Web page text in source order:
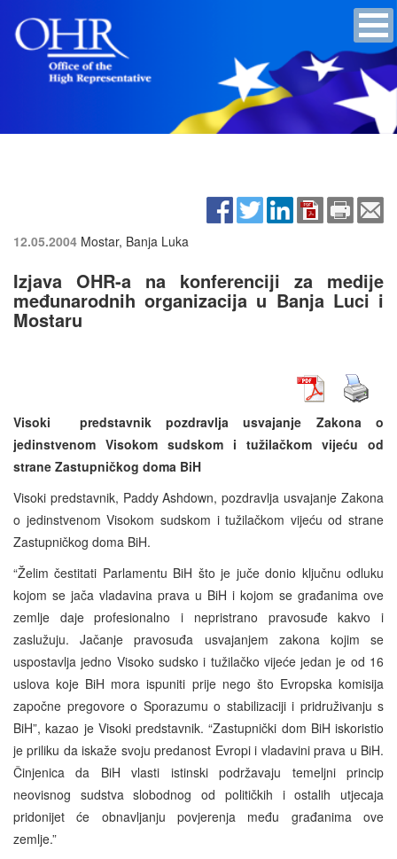
12.05.2004 Mostar, Banja Luka
Izjava OHR-a na konferenciji za medije
međunarodnih organizacija u Banja Luci i
Mostaru
Visoki predstavnik pozdravlja usvajanje Zakona o
jedinstvenom Visokom sudskom i tužilačkom vijeću od
strane Zastupničkog doma BiH
Visoki predstavnik, Paddy Ashdown, pozdravlja usvajanje Zakona
o jedinstvenom Visokom sudskom i tužilačkom vijeću od strane
Zastupničkog doma BiH.
“Želim čestitati Parlamentu BiH što je juče donio ključnu odluku
kojom se jača vladavina prava u BiH i kojom se građanima ove
zemlje daje profesionalno i nepristrano pravosuđe kakvo i
zaslužuju. Jačanje pravosuđa usvajanjem zakona kojim se
uspostavlja jedno Visoko sudsko i tužilačko vijeće jedan je od 16
uslova koje BiH mora ispuniti prije nego što Evropska komisija
započne pregovore o Sporazumu o stabilizaciji i pridruživanju s
BiH”, kazao je Visoki predstavnik. “Zastupnički dom BiH iskoristio
je priliku da iskaže svoju predanost Evropi i vladavini prava u BiH.
Činjenica da BiH vlasti istinski podržavaju temeljni princip
neovisnog sudstva slobodnog od političkih i ostalih utjecaja
pridonijet će obnavljanju povjerenja među građanima ove
zemlje.”